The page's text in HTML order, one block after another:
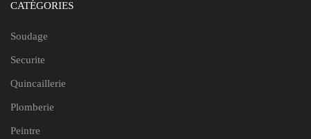
CATÉGORIES
Soudage
Securite
Quincaillerie
Plomberie
Peintre